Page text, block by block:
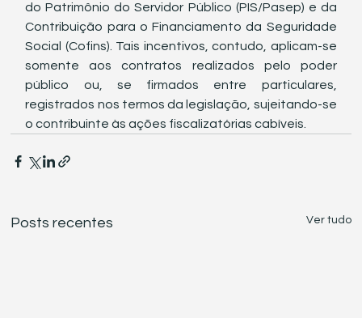
do Patrimônio do Servidor Público (PIS/Pasep) e da
Contribuição para o Financiamento da Seguridade
Social (Cofins). Tais incentivos, contudo, aplicam-se
somente aos contratos realizados pelo poder
público ou, se firmados entre particulares,
registrados nos termos da legislação, sujeitando-se
o contribuinte às ações fiscalizatórias cabíveis.
Posts recentes Ver tudo